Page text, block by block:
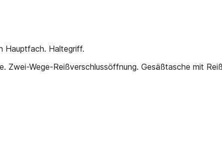
Hauptfach. Haltegriff.
Wege-Reißverschlussöffnung. Gesäßtasche mit